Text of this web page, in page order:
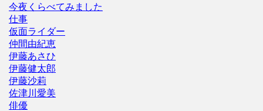
今夜くらべてみました
仕事
仮面ライダー
仲間由紀恵
伊藤あさひ
伊藤健太郎
伊藤沙莉
佐津川愛美
俳優